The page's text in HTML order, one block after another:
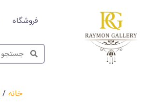
فروشگاه
خانه /